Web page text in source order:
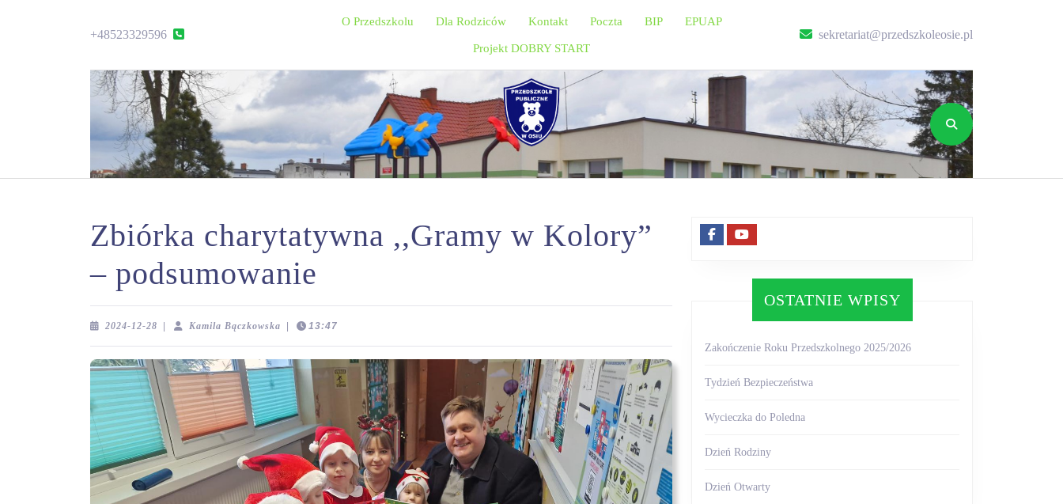
+48523329596 +48523329596
O Przedszkolu Dla Rodziców Kontakt Poczta BIP EPUAP
Projekt DOBRY START
sekretariat@przedszkoleosie.pl
Zbiórka charytatywna ,,Gramy w Kolory”
– podsumowanie
2024-12-28 2024-
Kamila BączkowskaKamila13:47
FacebookYoutube
OSTATNIE WPISY
Zakończenie Roku Przedszkolnego 2025/2026
Tydzień Bezpieczeństwa
Wycieczka do Poledna
Dzień Rodziny
Dzień Otwarty